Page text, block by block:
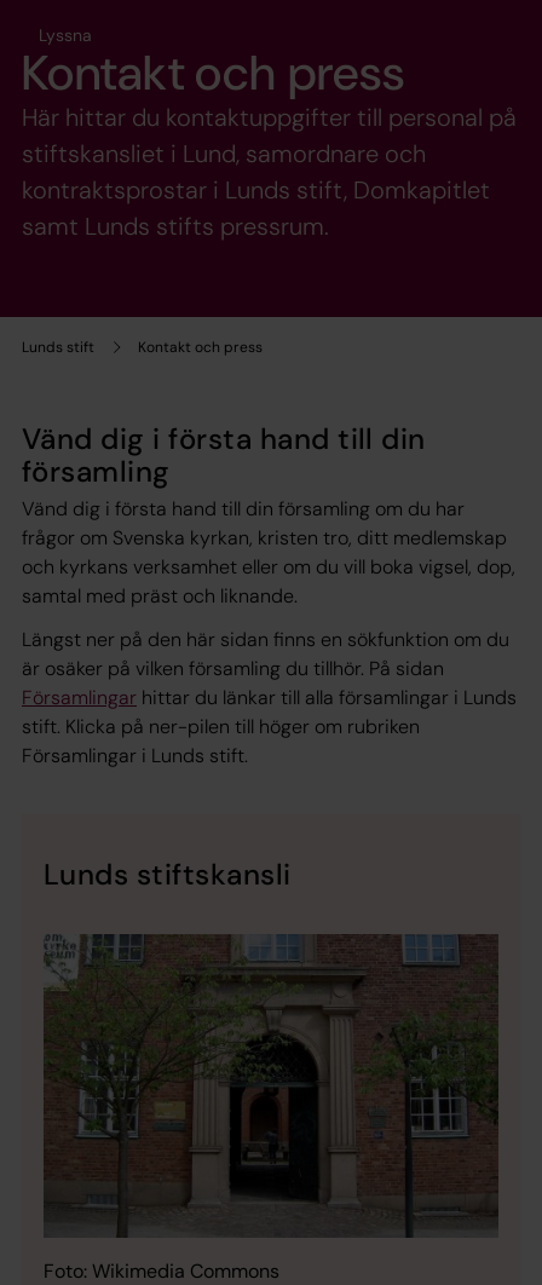
Lunds stift Kontakt och press
Lyssna
Kontakt och press
Här hittar du kontaktuppgifter till personal på
stiftskansliet i Lund, samordnare och
kontraktsprostar i Lunds stift, Domkapitlet
samt Lunds stifts pressrum.
Vänd dig i första hand till din
församling
Vänd dig i första hand till din församling om du har
frågor om Svenska kyrkan, kristen tro, ditt medlemskap
och kyrkans verksamhet eller om du vill boka vigsel, dop,
samtal med präst och liknande.
Längst ner på den här sidan finns en sökfunktion om du
är osäker på vilken församling du tillhör. På sidan
Församlingar hittar du länkar till alla församlingar i Lunds
stift. Klicka på ner-pilen till höger om rubriken
Församlingar i Lunds stift.
Lunds stiftskansli
Foto: Wikimedia Commons